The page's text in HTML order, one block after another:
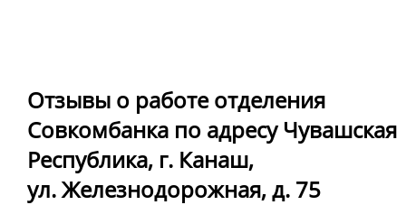
Отзывы о работе отделения
Совкомбанка по адресу Чувашская
Республика, г. Канаш,
ул. Железнодорожная, д. 75